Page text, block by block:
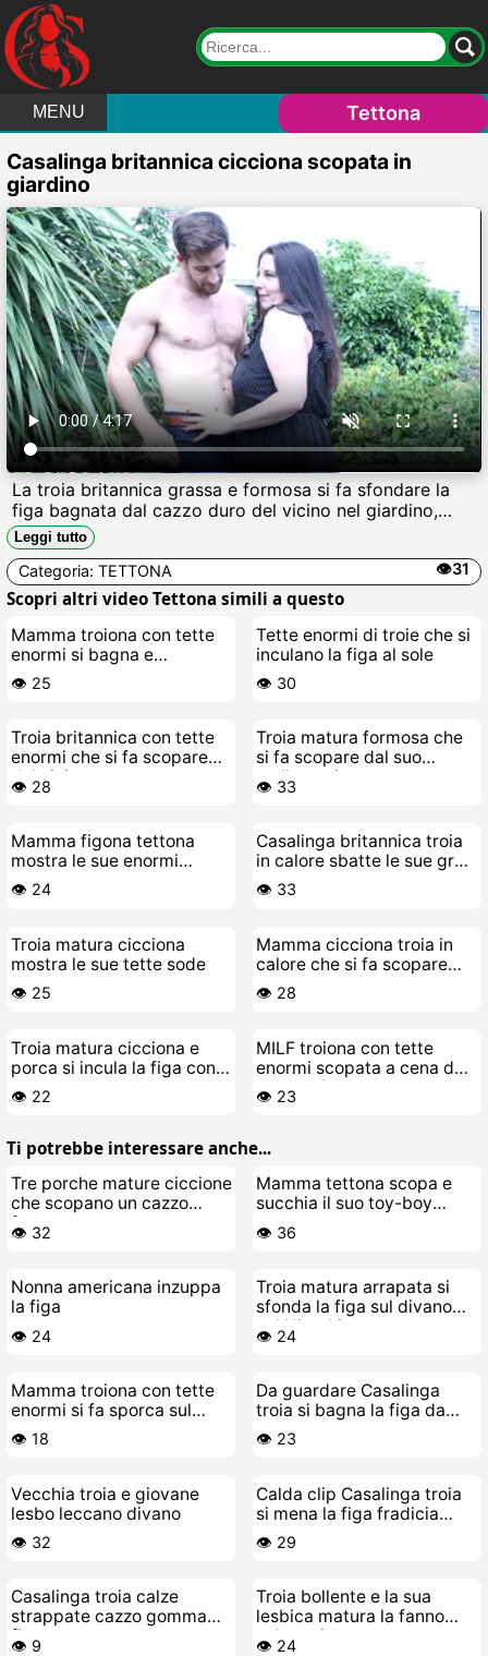
MENU Tettona
Casalinga britannica cicciona scopata in
giardino
La troia britannica grassa e formosa si fa sfondare la
figa bagnata dal cazzo duro del vicino nel giardino,
tette enormi che ballano mentre geme come una
puttana, sborrata in bocca e sul culo sudato.
Leggi tutto
Categoria: TETTONA 👁️31
Scopri altri video Tettona simili a questo
Mamma troiona con tette
enormi si bagna e
impazzisce di cazzo
👁️ 25
Tette enormi di troie che si
inculano la figa al sole
👁️ 30
Troia britannica con tette
enormi che si fa scopare
dal vicino
👁️ 28
Troia matura formosa che
si fa scopare dal suo
stallone giovane
👁️ 33
Mamma figona tettona
mostra le sue enormi
poppe e la mente troia
👁️ 24
Casalinga britannica troia
in calore sbatte le sue gran
poppe enormi
👁️ 33
Troia matura cicciona
mostra le sue tette sode
👁️ 25
Mamma cicciona troia in
calore che si fa scopare
sporco dalla sua lesbica
giovane
👁️ 28
Troia matura cicciona e
porca si incula la figa con
le dita
👁️ 22
MILF troiona con tette
enormi scopata a cena da
un gigolò giovane
👁️ 23
Ti potrebbe interessare anche...
Tre porche mature ciccione
che scopano un cazzo
fortunato
👁️ 32
Mamma tettona scopa e
succhia il suo toy-boy
cazzaro
👁️ 36
Nonna americana inzuppa
la figa
👁️ 24
Troia matura arrapata si
sfonda la figa sul divano
col Hitachi
👁️ 24
Mamma troiona con tette
enormi si fa sporca sul
cesso
👁️ 18
Da guardare Casalinga
troia si bagna la figa da
sola
👁️ 23
Vecchia troia e giovane
lesbo leccano divano
👁️ 32
Calda clip Casalinga troia
si mena la figa fradicia
piano piano
👁️ 29
Casalinga troia calze
strappate cazzo gomma
figa
👁️ 9
Troia bollente e la sua
lesbica matura la fanno
selvaggia
👁️ 24